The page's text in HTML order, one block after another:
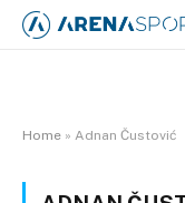
Home » Adnan Čustović